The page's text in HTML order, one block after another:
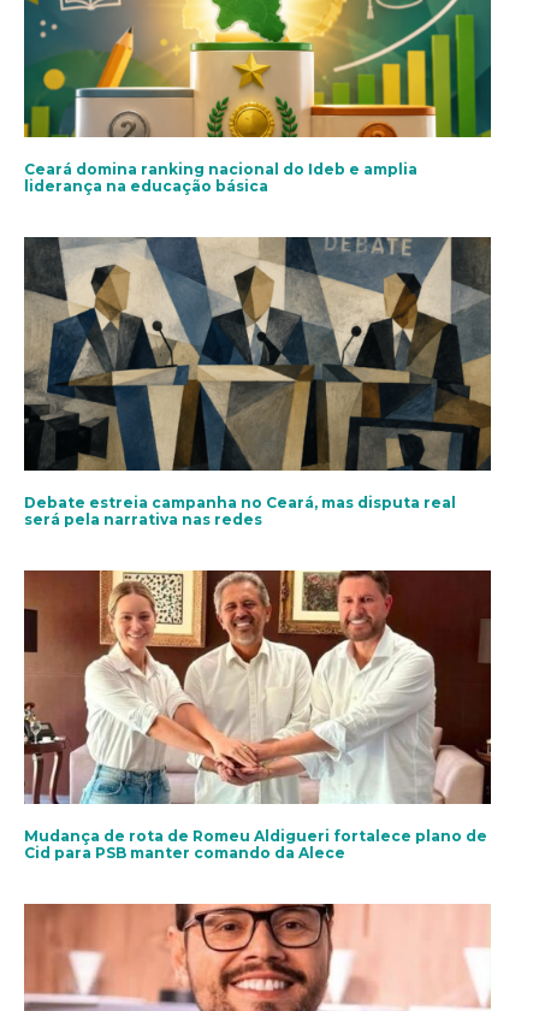
Ceará domina ranking nacional do Ideb e amplia
liderança na educação básica
Debate estreia campanha no Ceará, mas disputa real
será pela narrativa nas redes
Mudança de rota de Romeu Aldigueri fortalece plano de
Cid para PSB manter comando da Alece